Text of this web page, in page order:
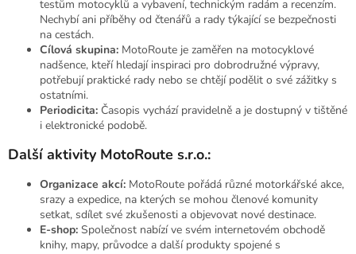
testům motocyklů a vybavení, technickým radám a recenzím.
Nechybí ani příběhy od čtenářů a rady týkající se bezpečnosti
na cestách.
Cílová skupina: MotoRoute je zaměřen na motocyklové
nadšence, kteří hledají inspiraci pro dobrodružné výpravy,
potřebují praktické rady nebo se chtějí podělit o své zážitky s
ostatními.
Periodicita: Časopis vychází pravidelně a je dostupný v tištěné
i elektronické podobě.
Další aktivity MotoRoute s.r.o.:
Organizace akcí: MotoRoute pořádá různé motorkářské akce,
srazy a expedice, na kterých se mohou členové komunity
setkat, sdílet své zkušenosti a objevovat nové destinace.
E-shop: Společnost nabízí ve svém internetovém obchodě
knihy, mapy, průvodce a další produkty spojené s